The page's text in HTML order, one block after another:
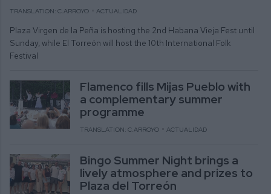
TRANSLATION: C.ARROYO ACTUALIDAD
Plaza Virgen de la Peña is hosting the 2nd Habana Vieja Fest until
Sunday, while El Torreón will host the 10th International Folk
Festival
Flamenco fills Mijas Pueblo with
a complementary summer
programme
TRANSLATION: C.ARROYO ACTUALIDAD
Bingo Summer Night brings a
lively atmosphere and prizes to
Plaza del Torreón